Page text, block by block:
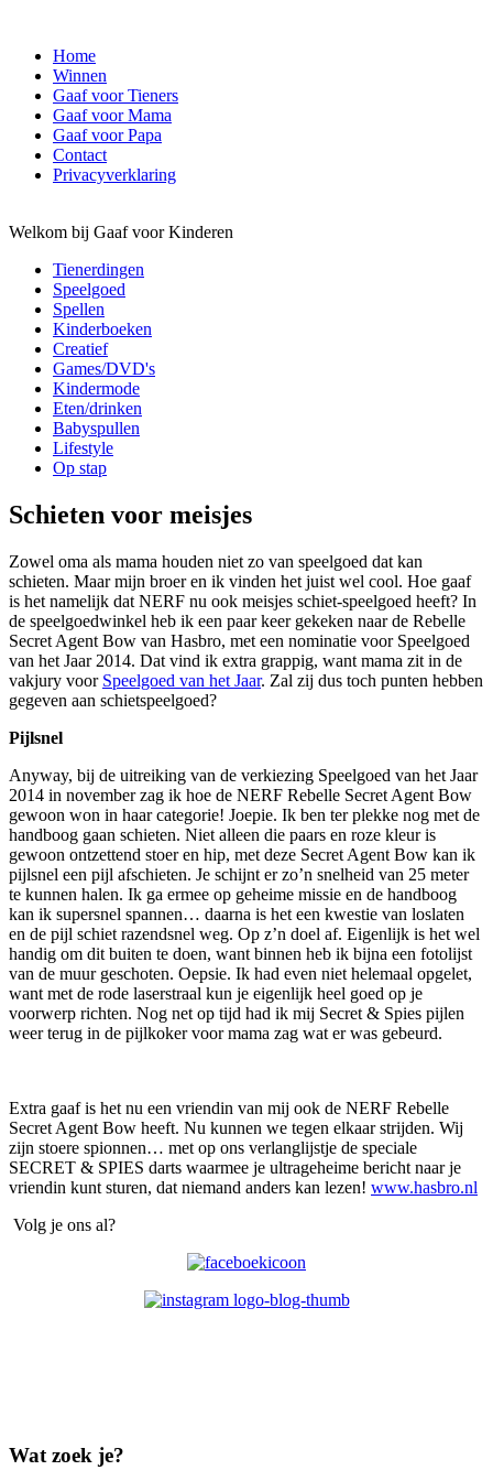
Home
Winnen
Gaaf voor Tieners
Gaaf voor Mama
Gaaf voor Papa
Contact
Privacyverklaring
Welkom bij Gaaf voor Kinderen
Tienerdingen
Speelgoed
Spellen
Kinderboeken
Creatief
Games/DVD's
Kindermode
Eten/drinken
Babyspullen
Lifestyle
Op stap
Schieten voor meisjes
Zowel oma als mama houden niet zo van speelgoed dat kan
schieten. Maar mijn broer en ik vinden het juist wel cool. Hoe gaaf
is het namelijk dat NERF nu ook meisjes schiet-speelgoed heeft? In
de speelgoedwinkel heb ik een paar keer gekeken naar de Rebelle
Secret Agent Bow van Hasbro, met een nominatie voor Speelgoed
van het Jaar 2014. Dat vind ik extra grappig, want mama zit in de
vakjury voor Speelgoed van het Jaar. Zal zij dus toch punten hebben
gegeven aan schietspeelgoed?
Pijlsnel
Anyway, bij de uitreiking van de verkiezing Speelgoed van het Jaar
2014 in november zag ik hoe de NERF Rebelle Secret Agent Bow
gewoon won in haar categorie! Joepie. Ik ben ter plekke nog met de
handboog gaan schieten. Niet alleen die paars en roze kleur is
gewoon ontzettend stoer en hip, met deze Secret Agent Bow kan ik
pijlsnel een pijl afschieten. Je schijnt er zo’n snelheid van 25 meter
te kunnen halen. Ik ga ermee op geheime missie en de handboog
kan ik supersnel spannen… daarna is het een kwestie van loslaten
en de pijl schiet razendsnel weg. Op z’n doel af. Eigenlijk is het wel
handig om dit buiten te doen, want binnen heb ik bijna een fotolijst
van de muur geschoten. Oepsie. Ik had even niet helemaal opgelet,
want met de rode laserstraal kun je eigenlijk heel goed op je
voorwerp richten. Nog net op tijd had ik mij Secret & Spies pijlen
weer terug in de pijlkoker voor mama zag wat er was gebeurd.
Extra gaaf is het nu een vriendin van mij ook de NERF Rebelle
Secret Agent Bow heeft. Nu kunnen we tegen elkaar strijden. Wij
zijn stoere spionnen… met op ons verlanglijstje de speciale
SECRET & SPIES darts waarmee je ultrageheime bericht naar je
vriendin kunt sturen, dat niemand anders kan lezen! www.hasbro.nl
Volg je ons al?
Wat zoek je?